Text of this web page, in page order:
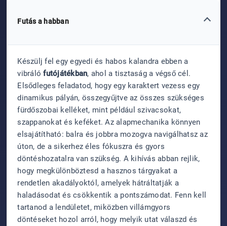
Futás a habban
Készülj fel egy egyedi és habos kalandra ebben a
vibrálófutójátékban, ahol a tisztaság a végső cél.
Elsődleges feladatod, hogy egy karaktert vezess egy
dinamikus pályán, összegyűjtve az összes szükséges
fürdőszobai kelléket, mint például szivacsokat,
szappanokat és keféket. Az alapmechanika könnyen
elsajátítható: balra és jobbra mozogva navigálhatsz az
úton, de a sikerhez éles fókuszra és gyors
döntéshozatalra van szükség. A kihívás abban rejlik,
hogy megkülönböztesd a hasznos tárgyakat a
rendetlen akadályoktól, amelyek hátráltatják a
haladásodat és csökkentik a pontszámodat. Fenn kell
tartanod a lendületet, miközben villámgyors
döntéseket hozol arról, hogy melyik utat válaszd és